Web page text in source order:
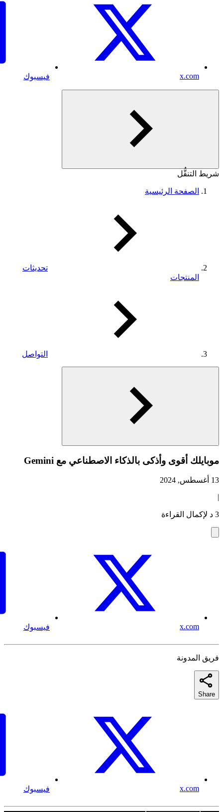
x.com فيسبوك
شريط التنقُّل
الصفحة الرئيسية
تحديثات
المنتجات
التواصل
موبايلك أقوى وأذكى بالذكاء الاصطناعي مع Gemini
13 أغسطس, 2024
|
3 د لإكمال القراءة
x.com فيسبوك
فريق المدونة
Share
x.com فيسبوك